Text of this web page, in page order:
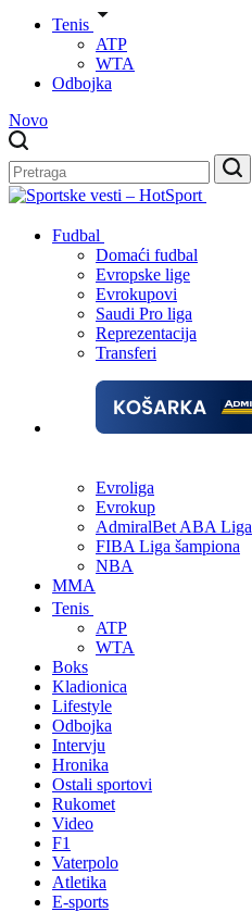
Tenis
ATP
WTA
Odbojka
Novo
Fudbal
Domaći fudbal
Evropske lige
Evrokupovi
Saudi Pro liga
Reprezentacija
Transferi
Evroliga
Evrokup
AdmiralBet ABA Liga
FIBA Liga šampiona
NBA
MMA
Tenis
ATP
WTA
Boks
Kladionica
Lifestyle
Odbojka
Intervju
Hronika
Ostali sportovi
Rukomet
Video
F1
Vaterpolo
Atletika
E-sports